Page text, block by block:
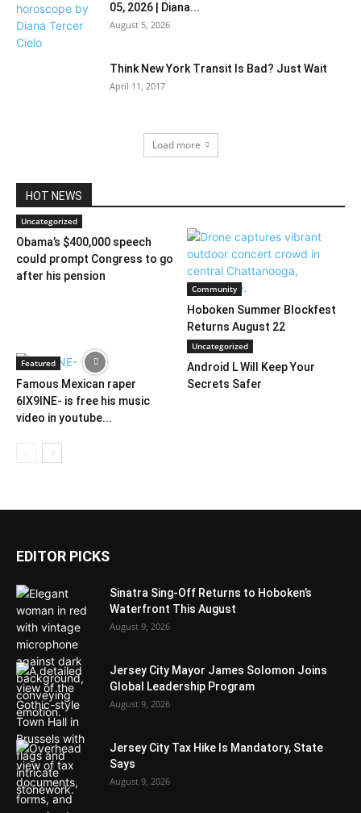
05, 2026 | Diana...
August 5, 2026
Think New York Transit Is Bad? Just Wait
April 11, 2017
Load more
HOT NEWS
Uncategorized
Obama’s $400,000 speech
could prompt Congress to go
after his pension
Community
Hoboken Summer Blockfest
Returns August 22
Featured
Famous Mexican raper
6IX9INE- is free his music
video in youtube...
Uncategorized
Android L Will Keep Your
Secrets Safer
EDITOR PICKS
Sinatra Sing-Off Returns to Hoboken’s
Waterfront This August
August 9, 2026
Jersey City Mayor James Solomon Joins
Global Leadership Program
August 9, 2026
Jersey City Tax Hike Is Mandatory, State
Says
August 9, 2026